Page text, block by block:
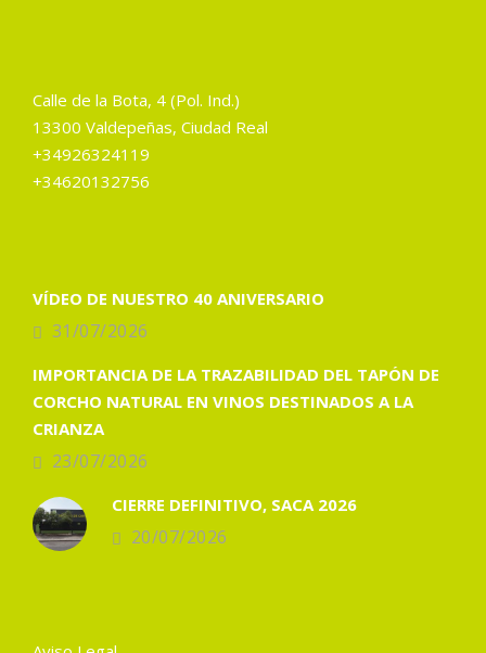
Calle de la Bota, 4 (Pol. Ind.)
13300 Valdepeñas, Ciudad Real
+34926324119
+34620132756
VÍDEO DE NUESTRO 40 ANIVERSARIO
31/07/2026
IMPORTANCIA DE LA TRAZABILIDAD DEL TAPÓN DE
CORCHO NATURAL EN VINOS DESTINADOS A LA
CRIANZA
23/07/2026
CIERRE DEFINITIVO, SACA 2026
20/07/2026